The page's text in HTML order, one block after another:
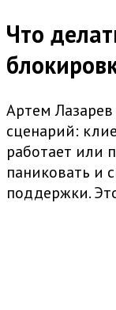
Что
Артем
сценарий:
работает или
паниковать и
поддержки.